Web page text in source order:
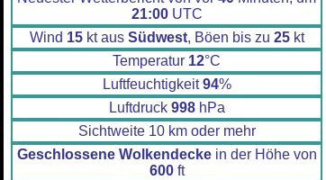
21:00UTC
Wind 15kt aus Südwest, Böen bis zu 25kt
Temperatur 12°C
Luftfeuchtigkeit94%
Luftdruck 998hPa
Sichtweite 10 km oder mehr
Geschlossene Wolkendeckein der Höhe von
600ft